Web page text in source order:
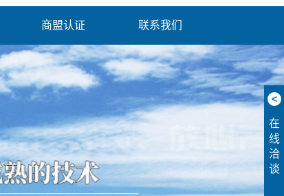
商盟认证 联系我们
<
在
线
洽
谈